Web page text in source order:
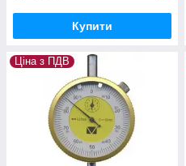
Купити
Ціна з ПДВ